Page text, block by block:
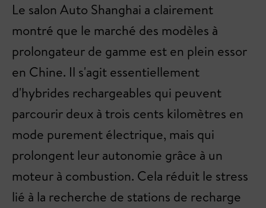
Le salon Auto Shanghai a clairement
montré que le marché des modèles à
prolongateur de gamme est en plein essor
en Chine. Il s'agit essentiellement
d'hybrides rechargeables qui peuvent
parcourir deux à trois cents kilomètres en
mode purement électrique, mais qui
prolongent leur autonomie grâce à un
moteur à combustion. Cela réduit le stress
lié à la recherche de stations de recharge